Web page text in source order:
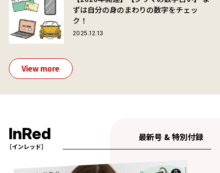
ずは自分の身のまわりの数字をチェッ
ク！
2025.12.13
View more
InRed
［インレッド］
最新号 & 特別付録